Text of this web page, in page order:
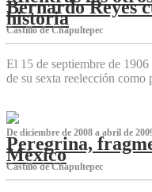
Bernardo Reyes
historia
Castillo de Chapultepec
El 15 de septiembre de
de su sexta reelección
De diciembre de 2008 a abril de
Peregrina,
México
Castillo de Chapultepec